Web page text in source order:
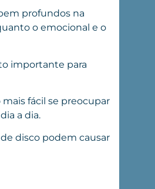
profundos na
o emocional e o
importante para
fácil se preocupar
a dia.
disco podem causar